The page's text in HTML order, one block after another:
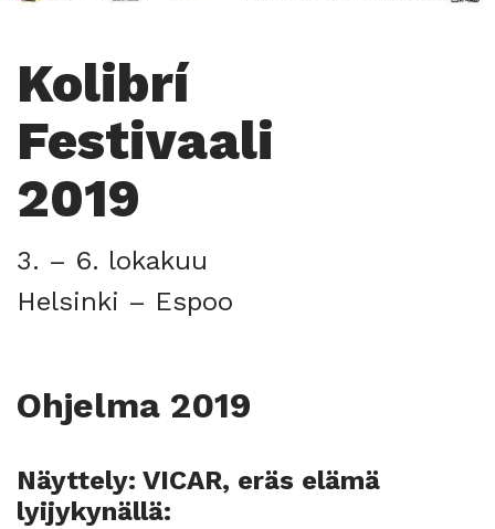
Kolibrí
Festivaali
2019
3. – 6. lokakuu
Helsinki – Espoo
Ohjelma 2019
Näyttely: VICAR, eräs elämä
lyijykynällä: